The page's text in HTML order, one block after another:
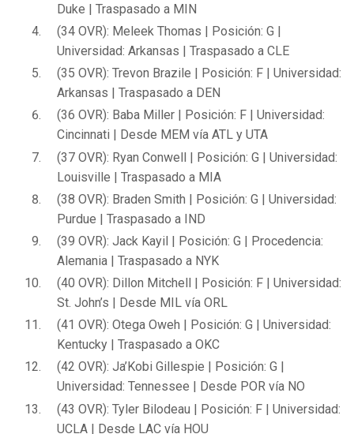
Duke | Traspasado a MIN
(34 OVR): Meleek Thomas | Posición: G |
Universidad: Arkansas | Traspasado a CLE
(35 OVR): Trevon Brazile | Posición: F | Universidad:
Arkansas | Traspasado a DEN
(36 OVR): Baba Miller | Posición: F | Universidad:
Cincinnati | Desde MEM vía ATL y UTA
(37 OVR): Ryan Conwell | Posición: G | Universidad:
Louisville | Traspasado a MIA
(38 OVR): Braden Smith | Posición: G | Universidad:
Purdue | Traspasado a IND
(39 OVR): Jack Kayil | Posición: G | Procedencia:
Alemania | Traspasado a NYK
(40 OVR): Dillon Mitchell | Posición: F | Universidad:
St. John’s | Desde MIL vía ORL
(41 OVR): Otega Oweh | Posición: G | Universidad:
Kentucky | Traspasado a OKC
(42 OVR): Ja’Kobi Gillespie | Posición: G |
Universidad: Tennessee | Desde POR vía NO
(43 OVR): Tyler Bilodeau | Posición: F | Universidad:
UCLA | Desde LAC vía HOU